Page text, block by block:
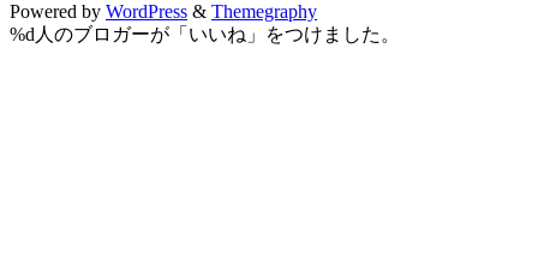
Powered by WordPress & Themegraphy
%d 人のブロガーが「いいね」をつけました。